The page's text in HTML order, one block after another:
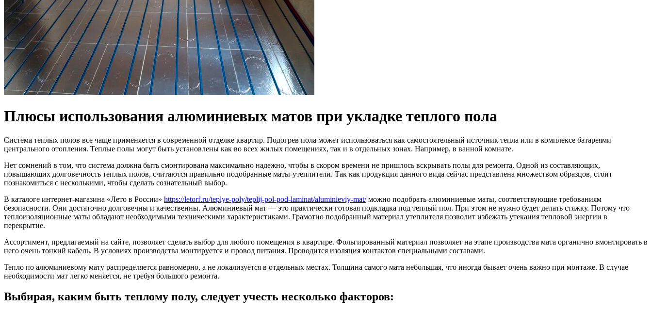
Плюсы использования алюминиевых матов при укладке теплого пола
Система теплых полов все чаще применяется в современной отделке квартир. Подогрев пола может использоваться как самостоятельный источник тепла или в комплексе батареями
центрального отопления. Теплые полы могут быть установлены как во всех жилых помещениях, так и в отдельных зонах. Например, в ванной комнате.
Нет сомнений в том, что система должна быть смонтирована максимально надежно, чтобы в скором времени не пришлось вскрывать полы для ремонта. Одной из составляющих,
повышающих долговечность теплых полов, считаются правильно подобранные маты-утеплители. Так как продукция данного вида сейчас представлена множеством образцов, стоит
познакомиться с несколькими, чтобы сделать сознательный выбор.
В каталоге интернет-магазина «Лето в России» https://letorf.ru/teplye-poly/teplij-pol-pod-laminat/aluminieviy-mat/можно подобрать алюминиевые маты, соответствующие требованиям
безопасности. Они достаточно долговечны и качественны. Алюминиевый мат — это практически готовая подкладка под теплый пол. При этом не нужно будет делать стяжку. Потому что
теплоизоляционные маты обладают необходимыми техническими характеристиками. Грамотно подобранный материал утеплителя позволит избежать утекания тепловой энергии в
перекрытие.
Ассортимент, предлагаемый на сайте, позволяет сделать выбор для любого помещения в квартире. Фольгированный материал позволяет на этапе производства мата органично вмонтировать в
него очень тонкий кабель. В условиях производства монтируется и провод питания. Проводится изоляция контактов специальными составами.
Тепло по алюминиевому мату распределяется равномерно, а не локализуется в отдельных местах. Толщина самого мата небольшая, что иногда бывает очень важно при монтаже. В случае
необходимости мат легко меняется, не требуя большого ремонта.
Выбирая, каким быть теплому полу, следует учесть несколько факторов: